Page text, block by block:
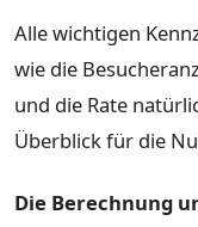
Alle wichtigen
wie die
und die Rate
Überblick für die
Die Berechnung